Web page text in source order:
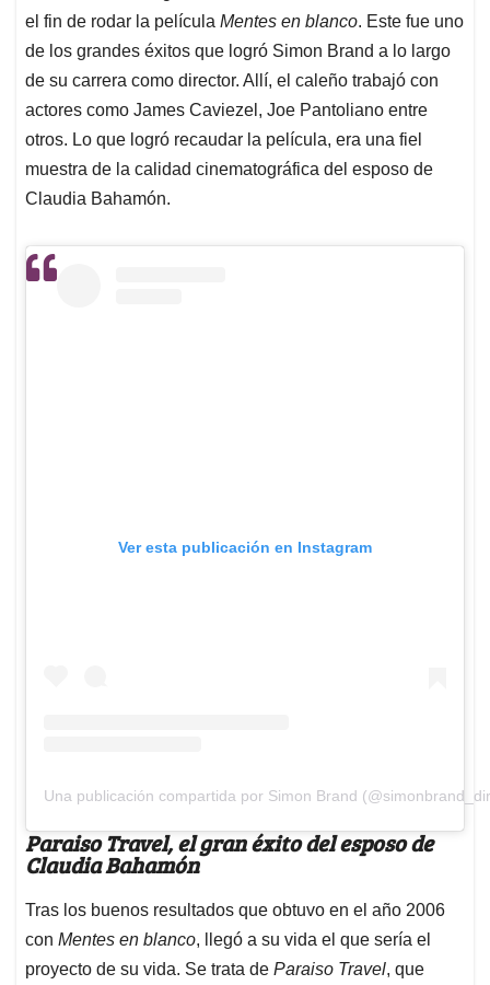
el fin de rodar la película Mentes en blanco. Este fue uno
de los grandes éxitos que logró Simon Brand a lo largo
de su carrera como director. Allí, el caleño trabajó con
actores como James Caviezel, Joe Pantoliano entre
otros. Lo que logró recaudar la película, era una fiel
muestra de la calidad cinematográfica del esposo de
Claudia Bahamón.
Ver esta publicación en Instagram
Una publicación compartida por Simon Brand
Paraiso Travel, el gran éxito del esposo de
Claudia Bahamón
Tras los buenos resultados que obtuvo en el año 2006
con Mentes en blanco, llegó a su vida el que sería el
proyecto de su vida. Se trata de Paraiso Travel, que